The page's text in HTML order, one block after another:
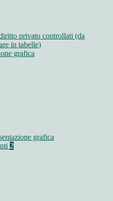
privato controllati (da
in tabelle)
grafica
grafica
2